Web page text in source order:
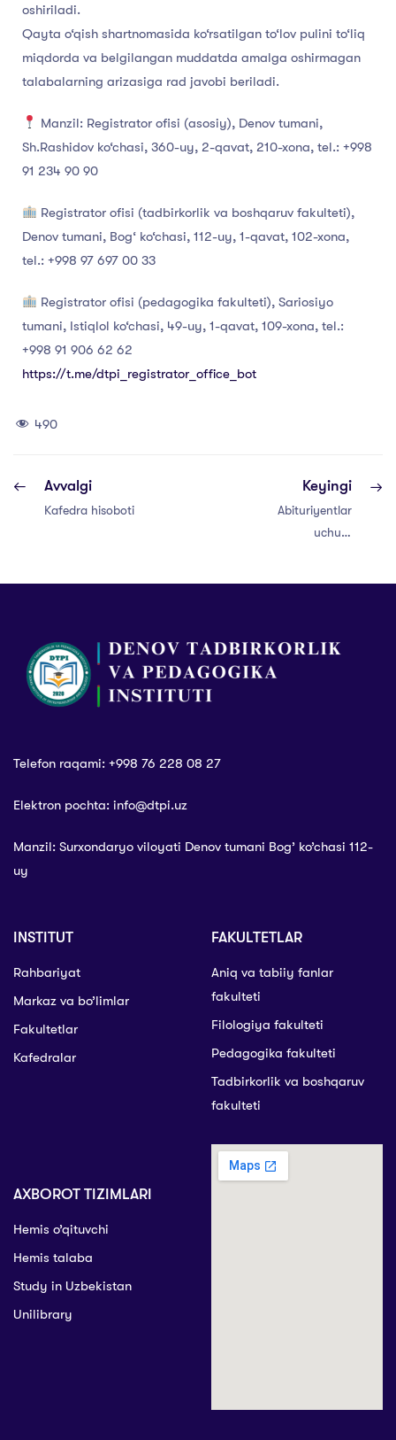
oshiriladi.
Qayta o‘qish shartnomasida ko‘rsatilgan to‘lov pulini to‘liq
miqdorda va belgilangan muddatda amalga oshirmagan
talabalarning arizasiga rad javobi beriladi.
Manzil: Registrator ofisi (asosiy), Denov tumani,
Sh.Rashidov ko‘chasi, 360-uy, 2-qavat, 210-xona, tel.: +998
91 234 90 90
Registrator ofisi (tadbirkorlik va boshqaruv fakulteti),
Denov tumani, Bog‘ ko‘chasi, 112-uy, 1-qavat, 102-xona,
tel.: +998 97 697 00 33
Registrator ofisi (pedagogika fakulteti), Sariosiyo
tumani, Istiqlol ko‘chasi, 49-uy, 1-qavat, 109-xona, tel.:
+998 91 906 62 62
https://t.me/dtpi_registrator_office_bot
490
Avvalgi
Kafedra hisoboti
Keyingi
Abituriyentlar
uchun:
Telefon raqami: +998 76 228 08 27
Elektron pochta: info@dtpi.uz
Manzil: Surxondaryo viloyati Denov tumani Bog’ ko’chasi 112-
uy
INSTITUT
Rahbariyat
Markaz va bo’limlar
Fakultetlar
Kafedralar
FAKULTETLAR
Aniq va tabiiy fanlar
fakulteti
Filologiya fakulteti
Pedagogika fakulteti
Tadbirkorlik va boshqaruv
fakulteti
AXBOROT TIZIMLARI
Hemis o’qituvchi
Hemis talaba
Study in Uzbekistan
Unilibrary